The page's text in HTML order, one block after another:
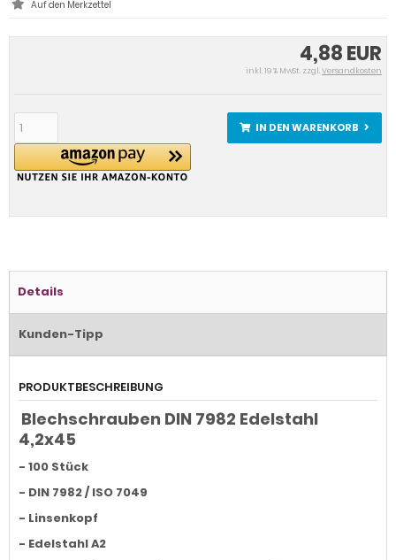
4,88 EUR
inkl. 19 % MwSt. zzgl.Versandkosten
IN DEN WARENKORB
Details
Kunden-Tipp
PRODUKTBESCHREIBUNG
Blechschrauben DIN 7982 Edelstahl
4,2x45
- 100 Stück
- DIN 7982 / ISO 7049
- Linsenkopf
- Edelstahl A2